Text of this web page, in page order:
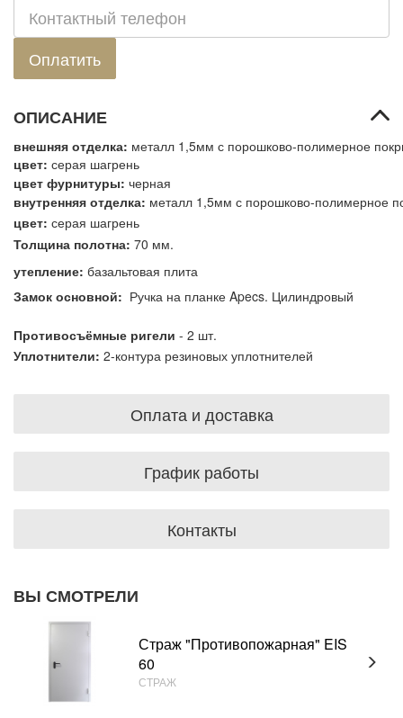
ОПИСАНИЕ
внешняя отделка: металл 1,5мм с порошково-полимерное
цвет: серая шагрень
цвет фурнитуры: черная
внутренняя отделка: металл 1,5мм с порошково-полимерное
цвет: серая шагрень
Толщина полотна: 70 мм.
утепление: базальтовая плита
Замок основной: Ручка на планке Apecs. Цилиндровый
Противосъёмные ригели - 2 шт.
Уплотнители: 2-контура резиновых уплотнителей
Оплата и доставка
График работы
Контакты
ВЫ СМОТРЕЛИ
Страж "Противопожарная" EIS
60
СТРАЖ